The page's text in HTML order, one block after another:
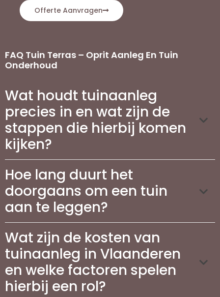
Offerte Aanvragen
FAQ Tuin Terras – Oprit Aanleg En Tuin
Onderhoud
Wat houdt tuinaanleg
precies in en wat zijn de
stappen die hierbij komen
kijken?
Hoe lang duurt het
doorgaans om een tuin
aan te leggen?
Wat zijn de kosten van
tuinaanleg in Vlaanderen
en welke factoren spelen
hierbij een rol?